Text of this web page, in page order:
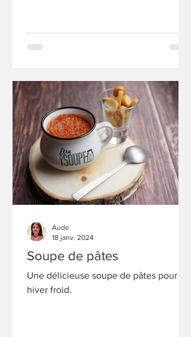
Soupe de pâtes
Une délicieuse soupe de pâtes pour un
hiver froid.
Aude
18 janv. 2024